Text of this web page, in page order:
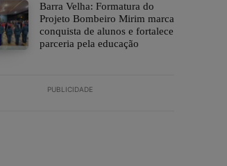
Barra Velha: Formatura do
Projeto Bombeiro Mirim marca
conquista de alunos e fortalece
parceria pela educação
PUBLICIDADE